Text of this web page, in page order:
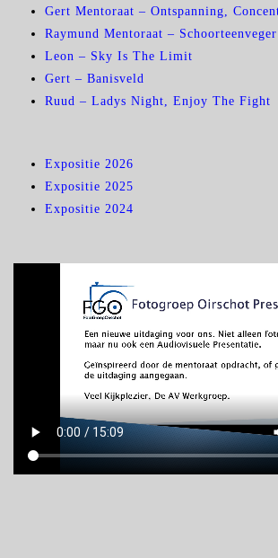
Gert Mentoraat – Ontspanning,
Raymund Mentoraat – Schoorteenveger
Leon – Sky Is The Limit
Gert – Banisveld
Ruud – Ladys Night, Enjoy The Fight
Expositie 2026
Expositie 2025
Expositie 2024